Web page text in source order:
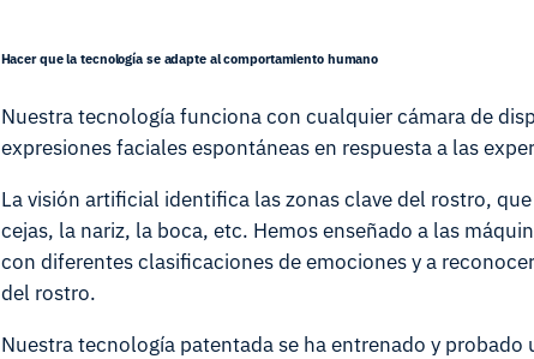
Hacer que la tecnología se adapte al comportamiento humano
Nuestra tecnología funciona con cualquier cámara de
expresiones faciales espontáneas en respuesta a las
La visión artificial identifica las zonas clave del rostro,
cejas, la nariz, la boca, etc. Hemos enseñado a las
con diferentes clasificaciones de emociones y a
del rostro.
Nuestra tecnología patentada se ha entrenado y